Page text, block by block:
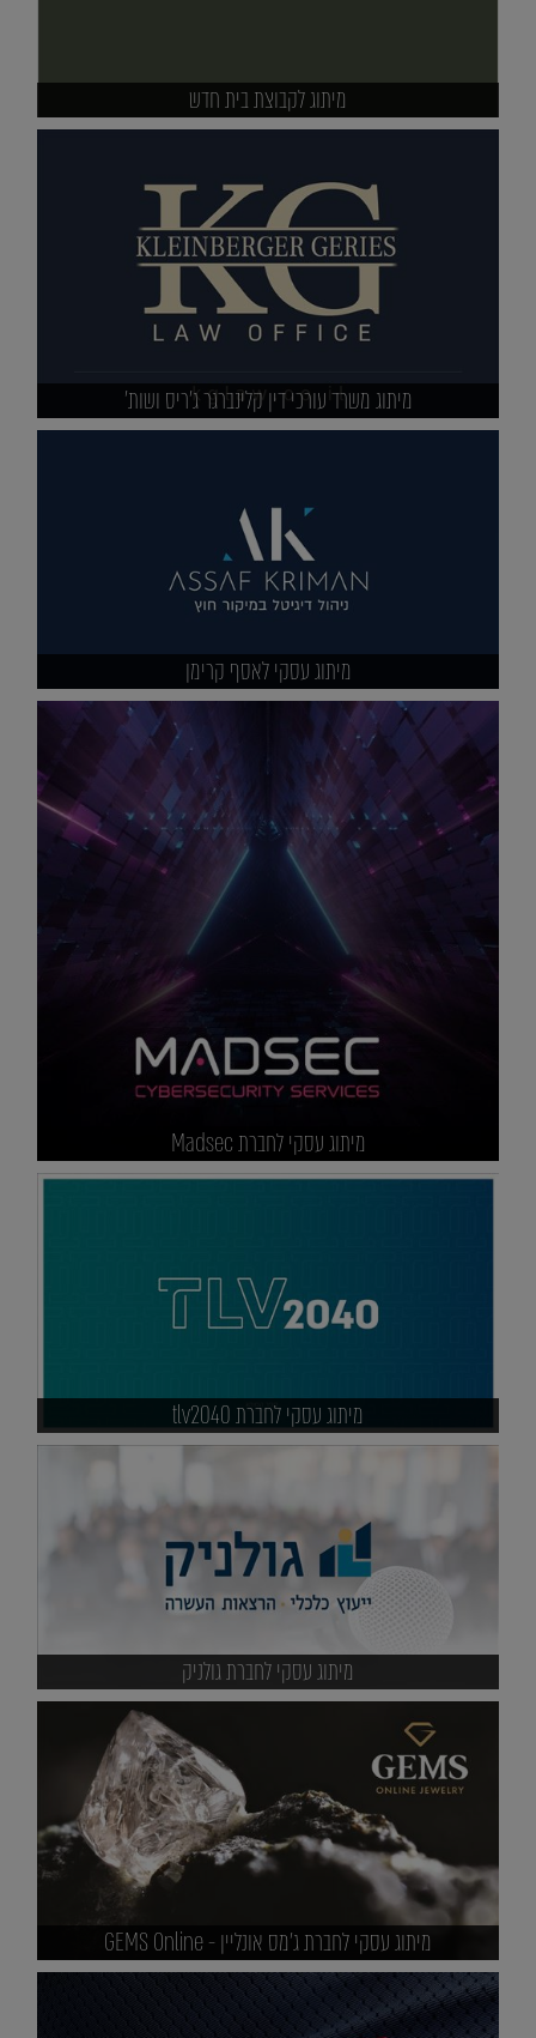
מיתוג לקבוצת בית חדש
מיתוג משרד עורכי דין קלינברגר ג'ריס ושות'
מיתוג עסקי לאסף קרימן
מיתוג עסקי לחברת Madsec
מיתוג עסקי לחברת tlv2040
מיתוג עסקי לחברת גולניק
מיתוג עסקי לחברת ג'מס אונליין - GEMS Online